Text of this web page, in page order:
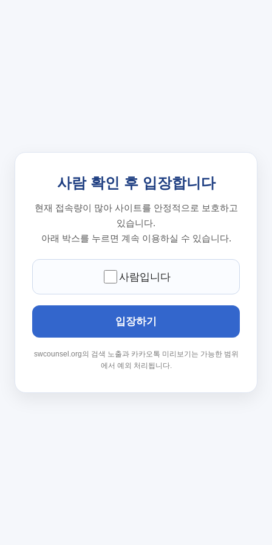
사람 확인 후 입장합니다
현재 접속량이 많아 사이트를 안정적으로 보호하고
있습니다.
아래 박스를 누르면 계속 이용하실 수 있습니다.
사람입니다
입장하기
swcounsel.org의 검색 노출과 카카오톡 미리보기는 가능한 범위
에서 예외 처리됩니다.